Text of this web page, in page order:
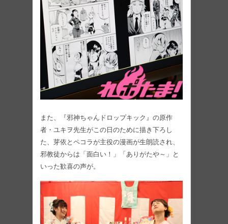
また、『邪神ちゃんドロップキック』の原作
者・ユキヲ先生がこの日のために描き下ろし
た、芽依とペコラが主役の漫画が生朗読され、
邪教徒からは「面白い！」「ありがたや～」と
いった歓喜の声が。